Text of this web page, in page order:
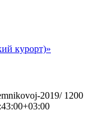
курорт)»
2019/ 1200